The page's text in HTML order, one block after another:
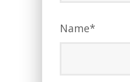
Name*